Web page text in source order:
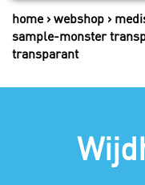
home webshop
sample-monster
transparant